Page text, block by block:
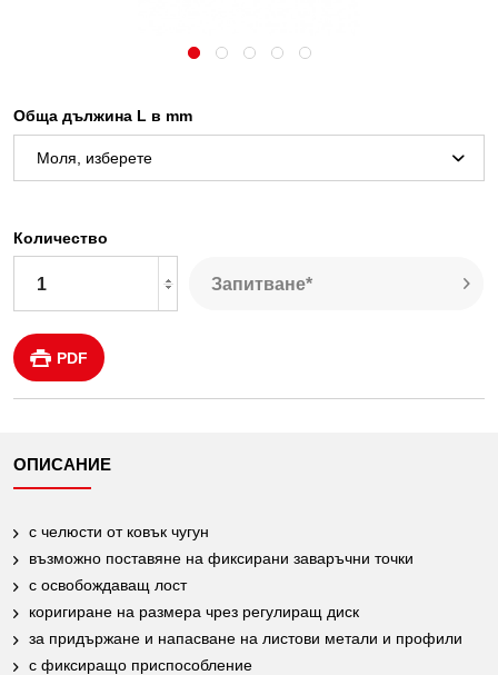
Обща дължина L в mm
Количество
Запитване*
PDF
ОПИСАНИЕ
с челюсти от ковък чугун
възможно поставяне на фиксирани заваръчни точки
с освобождаващ лост
коригиране на размера чрез регулиращ диск
за придържане и напасване на листови метали и профили
с фиксиращо приспособление